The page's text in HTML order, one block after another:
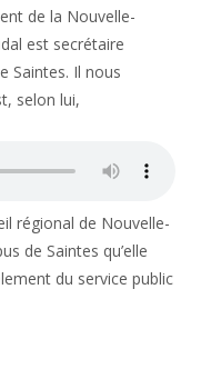
de la Nouvelle-
est secrétaire
Saintes. Il nous
selon lui,
régional de Nouvelle-
de Saintes qu’elle
du service public